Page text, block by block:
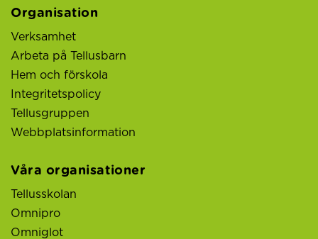
Organisation
Verksamhet
Arbeta på Tellusbarn
Hem och förskola
Integritetspolicy
Tellusgruppen
Webbplatsinformation
Våra organisationer
Tellusskolan
Omnipro
Omniglot